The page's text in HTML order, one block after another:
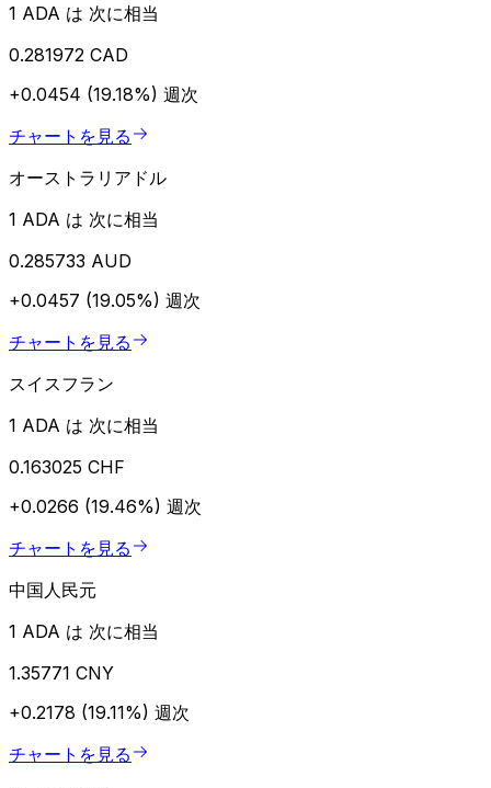
1 ADA は 次に相当
0.281972 CAD
+0.0454 (19.18%) 週次
チャートを見る
オーストラリアドル
1 ADA は 次に相当
0.285733 AUD
+0.0457 (19.05%) 週次
チャートを見る
スイスフラン
1 ADA は 次に相当
0.163025 CHF
+0.0266 (19.46%) 週次
チャートを見る
中国人民元
1 ADA は 次に相当
1.35771 CNY
+0.2178 (19.11%) 週次
チャートを見る